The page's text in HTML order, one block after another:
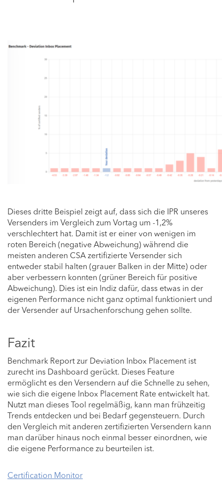
Dieses dritte Beispiel zeigt auf, dass sich die IPR unseres
Versenders im Vergleich zum Vortag um -1,2%
verschlechtert hat. Damit ist er einer von wenigen im
roten Bereich (negative Abweichung) während die
meisten anderen CSA zertifizierte Versender sich
entweder stabil halten (grauer Balken in der Mitte) oder
aber verbessern konnten (grüner Bereich für positive
Abweichung). Dies ist ein Indiz dafür, dass etwas in der
eigenen Performance nicht ganz optimal funktioniert und
der Versender auf Ursachenforschung gehen sollte.
Fazit
Benchmark Report zur Deviation Inbox Placement ist
zurecht ins Dashboard gerückt. Dieses Feature
ermöglicht es den Versendern auf die Schnelle zu sehen,
wie sich die eigene Inbox Placement Rate entwickelt hat.
Nutzt man dieses Tool regelmäßig, kann man frühzeitig
Trends entdecken und bei Bedarf gegensteuern. Durch
den Vergleich mit anderen zertifizierten Versendern kann
man darüber hinaus noch einmal besser einordnen, wie
die eigene Performance zu beurteilen ist.
Certification Monitor